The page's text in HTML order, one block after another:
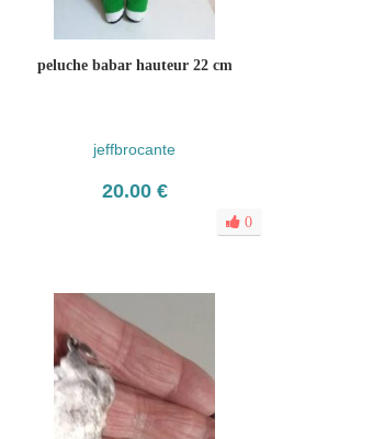
peluche babar hauteur 22 cm
jeffbrocante
20.00 €
0